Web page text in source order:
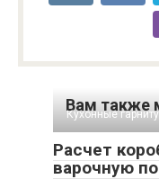
Вам также
Кухонные
Расчет
варочную